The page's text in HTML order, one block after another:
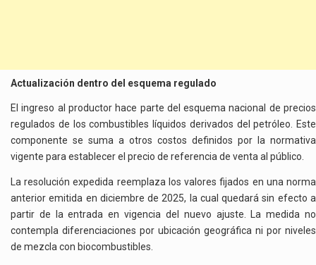
Actualización dentro del esquema regulado
El ingreso al productor hace parte del esquema nacional de precios
regulados de los combustibles líquidos derivados del petróleo. Este
componente se suma a otros costos definidos por la normativa
vigente para establecer el precio de referencia de venta al público.
La resolución expedida reemplaza los valores fijados en una norma
anterior emitida en diciembre de 2025, la cual quedará sin efecto a
partir de la entrada en vigencia del nuevo ajuste. La medida no
contempla diferenciaciones por ubicación geográfica ni por niveles
de mezcla con biocombustibles.